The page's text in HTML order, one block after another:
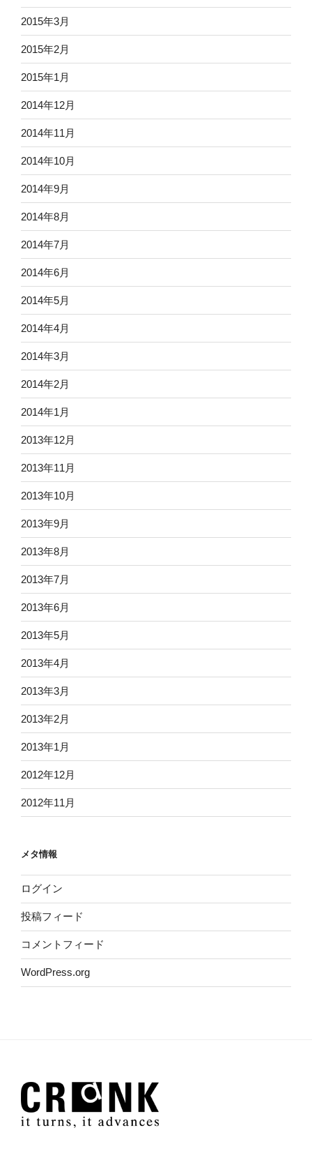
2015年3月
2015年2月
2015年1月
2014年12月
2014年11月
2014年10月
2014年9月
2014年8月
2014年7月
2014年6月
2014年5月
2014年4月
2014年3月
2014年2月
2014年1月
2013年12月
2013年11月
2013年10月
2013年9月
2013年8月
2013年7月
2013年6月
2013年5月
2013年4月
2013年3月
2013年2月
2013年1月
2012年12月
2012年11月
メタ情報
ログイン
投稿フィード
コメントフィード
WordPress.org